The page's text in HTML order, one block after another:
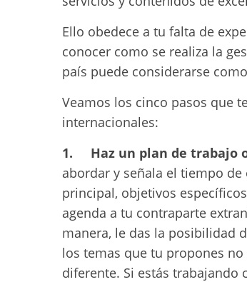
Ello obedece a tu falta de
conocer como se realiza la
país puede considerarse
Veamos los cinco pasos que
internacionales:
1. Haz un plan de trabajo
abordar y señala el tiempo
principal, objetivos
agenda a tu contraparte
manera, le das la posibilidad
los temas que tu propones
diferente. Si estás trabajando